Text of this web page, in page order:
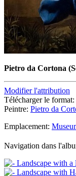
Pietro da Cortona
Modifier l'attribution
Télécharger le format:
Peintre: Pietro da
Emplacement:
Navigation dans